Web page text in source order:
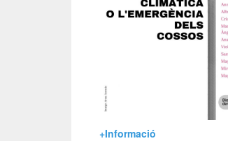
+Informació